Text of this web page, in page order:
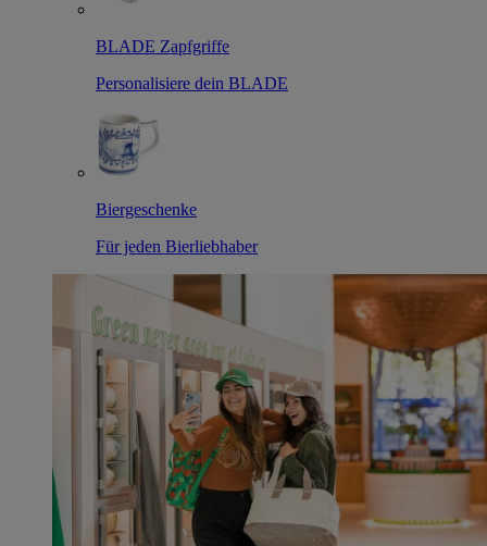
BLADE Zapfgriffe
Personalisiere dein BLADE
Biergeschenke
Für jeden Bierliebhaber